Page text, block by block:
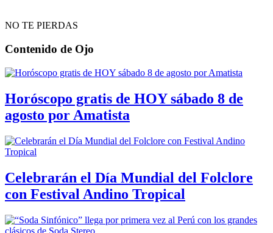
NO TE PIERDAS
Contenido de Ojo
Horóscopo gratis de HOY sábado 8 de
agosto por Amatista
Celebrarán el Día Mundial del Folclore
con Festival Andino Tropical